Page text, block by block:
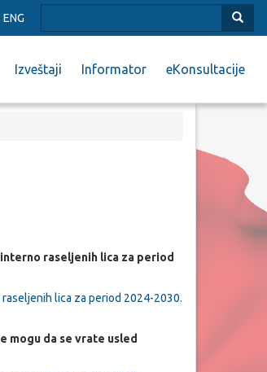
ENG
Izveštaji Informator eKonsultacije
raseljenih lica za period
lica za period 2024-2030.
mogu da se vrate usled